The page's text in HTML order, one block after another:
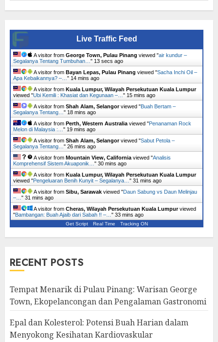
Live Traffic Feed
A visitor from George Town, Pulau Pinang viewed "air kundur –
Segalanya Tentang Tumbuhan… " 14 secs ago
A visitor from Bayan Lepas, Pulau Pinang viewed "Sacha Inchi Oil –
Apa Kebaikannya? –… " 14 mins ago
A visitor from Kuala Lumpur, Wilayah Persekutuan Kuala Lumpur
viewed "Ubi Kemili : Khasiat dan Kegunaan –… " 15 mins ago
A visitor from Shah Alam, Selangorviewed "Buah Bertam –
Segalanya Tentang… " 18 mins ago
A visitor from Perth, Western Australia viewed "Penanaman Rock
Melon di Malaysia :… " 19 mins ago
A visitor from Shah Alam, Selangorviewed "Sabut Petola –
Segalanya Tentang… " 27 mins ago
A visitor from Mountain View, California viewed "Analisis
Komprehensif Sistem Akuaponik… " 30 mins ago
A visitor from Kuala Lumpur, Wilayah Persekutuan Kuala Lumpur
viewed "Pengeluaran Benih Kunyit – Segalanya… " 31 mins ago
A visitor from Sibu, Sarawak viewed "Daun Sabung vs Daun Melinjau
–… " 31 mins ago
A visitor from Cheras, Wilayah Persekutuan Kuala Lumpurviewed
"Bambangan: Buah Ajaib dari Sabah !! –… " 33 mins ago
Get Script Real Time Tracking ON
RECENT POSTS
Tempat Menarik di Pulau Pinang: Warisan George
Town, Ekopelancongan dan Pengalaman Gastronomi
Epal dan Kolesterol: Potensi Buah Harian dalam
Menyokong Kesihatan Kardiovaskular